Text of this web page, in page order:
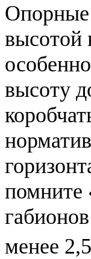
Опорные
высотой
высоту
помните
менее